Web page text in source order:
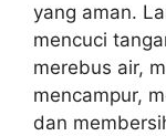
yang aman.
mencuci
merebus air,
mencampur,
dan